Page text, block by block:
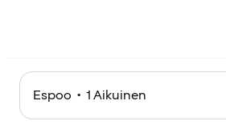
Espoo • 1 Aikuinen